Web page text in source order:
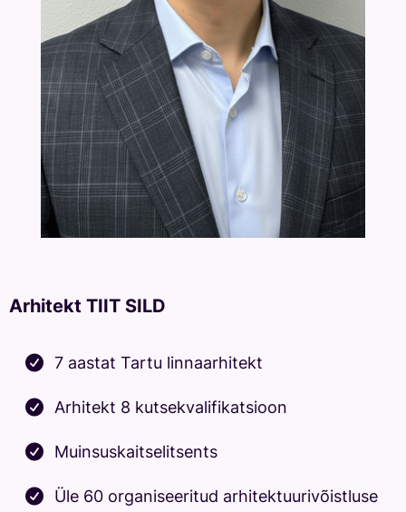
Arhitekt TIIT SILD
7 aastat Tartu linnaarhitekt
Arhitekt 8 kutsekvalifikatsioon
Muinsuskaitselitsents
Üle 60 organiseeritud arhitektuurivõistluse